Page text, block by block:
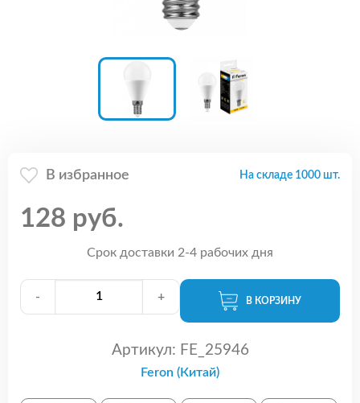
В избранное На складе 1000 шт.
128 руб.
Срок доставки 2-4 рабочих дня
- + В КОРЗИНУ
Артикул: FE_25946
Feron (Китай)